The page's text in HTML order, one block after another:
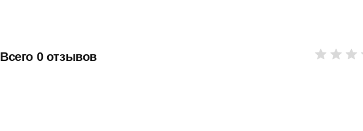
Всего 0 отзывов